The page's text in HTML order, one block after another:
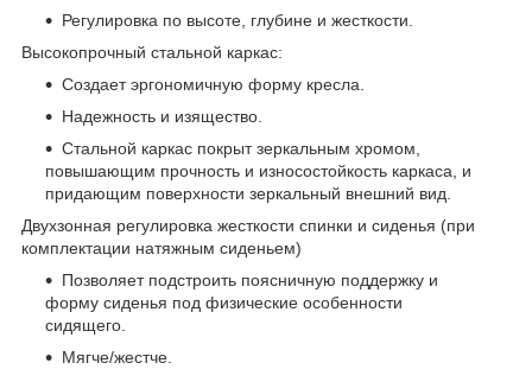
Регулировка по высоте, глубине и жесткости.
Высокопрочный стальной каркас:
Создает эргономичную форму кресла.
Надежность и изящество.
Стальной каркас покрыт зеркальным хромом,
повышающим прочность и износостойкость каркаса, и
придающим поверхности зеркальный внешний вид.
Двухзонная регулировка жесткости спинки и сиденья (при
комплектации натяжным сиденьем)
Позволяет подстроить поясничную поддержку и
форму сиденья под физические особенности
сидящего.
Мягче/жестче.